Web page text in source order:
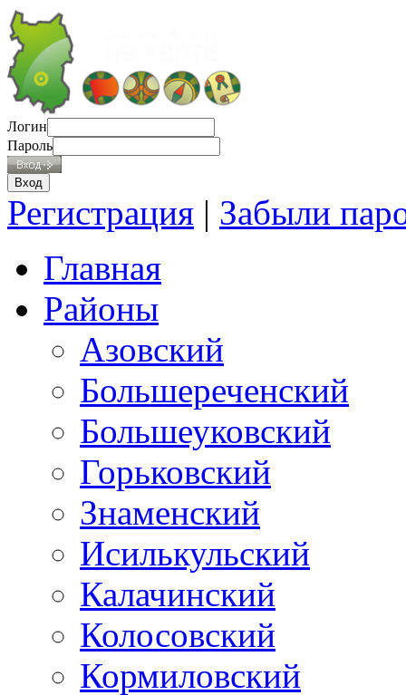
Логин
Пароль
Регистрация | Забыли
Главная
Районы
Азовский
Большереченский
Большеуковский
Горьковский
Знаменский
Исилькульский
Калачинский
Колосовский
Кормиловский